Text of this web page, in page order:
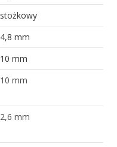
stożkowy
4,8 mm
10 mm
10 mm
2,6 mm